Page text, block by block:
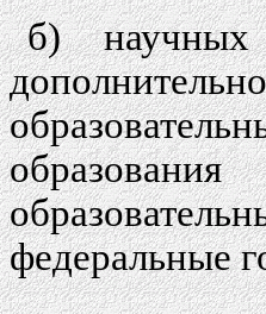
б) научных
федеральные